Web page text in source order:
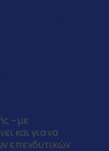
– με
και για να
επενδυτικών